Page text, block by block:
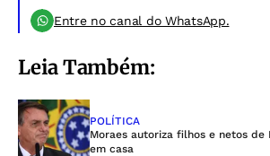
Entre no canal do WhatsApp.
Leia Também:
POLÍTICA
Moraes autoriza filhos e netos de
em casa